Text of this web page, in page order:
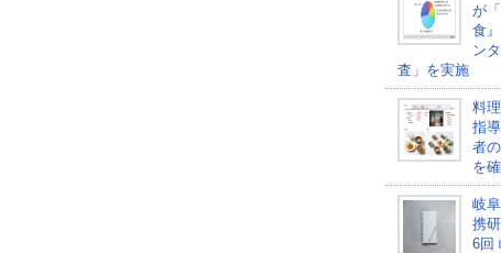
が
食
ン
査」を実施
料
指
者
を
岐
携
6回